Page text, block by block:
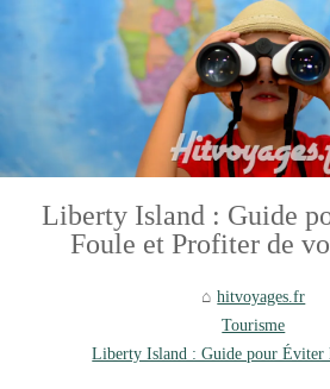
Liberty Island : Guide
Foule et Profiter de
hitvoyages.fr
Tourisme
Liberty Island : Guide pour Éviter